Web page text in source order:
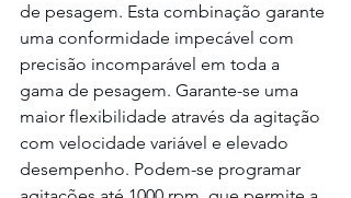
de pesagem. Esta combinação garante
uma conformidade impecável com
precisão incomparável em toda a
gama de pesagem. Garante-se uma
maior flexibilidade através da agitação
com velocidade variável e elevado
desempenho. Podem-se programar